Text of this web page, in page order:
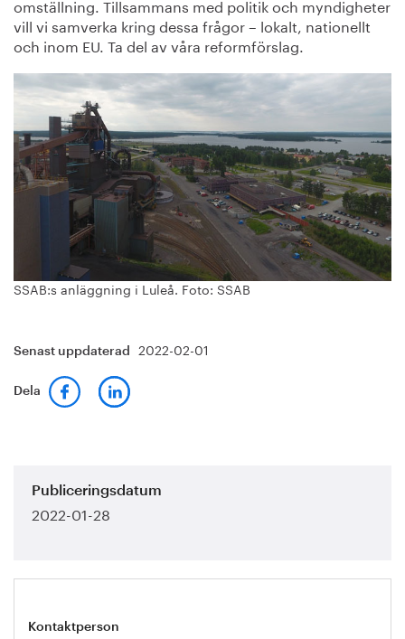
omställning. Tillsammans med politik och myndigheter
vill vi samverka kring dessa frågor – lokalt, nationellt
och inom EU. Ta del av våra reformförslag.
SSAB:s anläggning i Luleå. Foto: SSAB
Senast uppdaterad 2022-02-01
Dela
Publiceringsdatum
2022-01-28
Kontaktperson